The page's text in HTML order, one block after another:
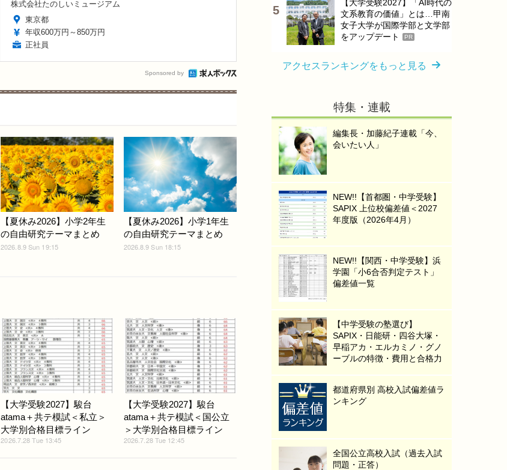
株式会社たのしいミュージアム
東京都
年収600万円～850万円
正社員
Sponsored by
【夏休み2026】小学2年生
の自由研究テーマまとめ
2026.8.9 Sun 19:15
【夏休み2026】小学1年生
の自由研究テーマまとめ
2026.8.9 Sun 18:15
【大学受験2027】駿台
atama＋共テ模試＜私立＞
大学別合格目標ライン
2026.7.28 Tue 13:45
【大学受験2027】駿台
atama＋共テ模試＜国公立
＞大学別合格目標ライン
2026.7.28 Tue 12:45
【大学受験2027】「AI時代の
文系教育の価値」とは…甲南
女子大学が国際学部と文学部
をアップデート
PR
アクセスランキングをもっと見る
特集・連載
編集長・加藤紀子連載「今、
会いたい人」
NEW!!【首都圏・中学受験】
SAPIX 上位校偏差値＜2027
年度版（2026年4月）
NEW!!【関西・中学受験】浜
学園「小6合否判定テスト」
偏差値一覧
【中学受験の塾選び】
SAPIX・日能研・四谷大塚・
早稲アカ・エルカミノ・グノ
ーブルの特徴・費用と合格力
都道府県別 高校入試偏差値ラ
ンキング
全国公立高校入試（過去入試
問題・正答）